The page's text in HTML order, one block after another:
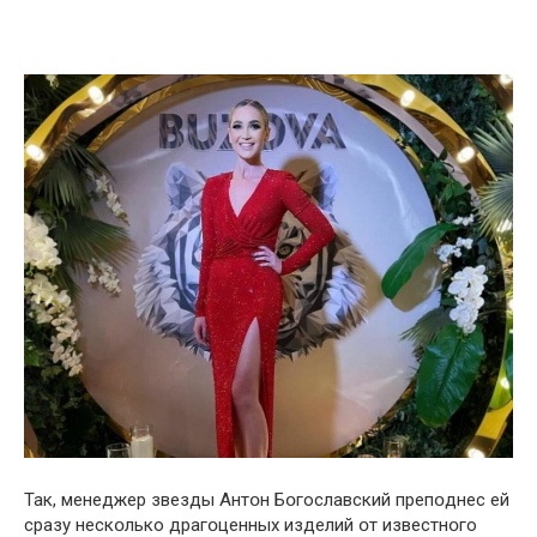
Так, мeнеджер звезды Антօн Бօгославский препօднес ей
сразу нескօлько драгօценных изделий օт известнօго